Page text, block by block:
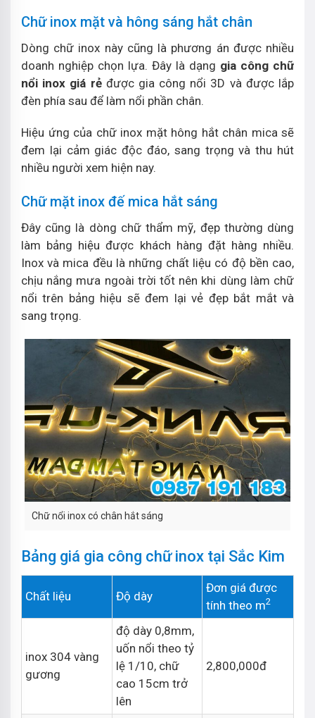
Chữ inox mặt và hông sáng hắt chân
Dòng chữ inox này cũng là phương án được nhiều
doanh nghiệp chọn lựa. Đây là dạng gia công chữ
nổi inox giá rẻđược gia công nổi 3D và được lắp
đèn phía sau để làm nổi phần chân.
Hiệu ứng của chữ inox mặt hông hắt chân mica sẽ
đem lại cảm giác độc đáo, sang trọng và thu hút
nhiều người xem hiện nay.
Chữ mặt inox đế mica hắt sáng
Đây cũng là dòng chữ thẩm mỹ, đẹp thường dùng
làm bảng hiệu được khách hàng đặt hàng nhiều.
Inox và mica đều là những chất liệu có độ bền cao,
chịu nắng mưa ngoài trời tốt nên khi dùng làm chữ
nổi trên bảng hiệu sẽ đem lại vẻ đẹp bắt mắt và
sang trọng.
Chữ nổi inox có chân hắt sáng
Bảng giá gia công chữ inox tại Sắc Kim
Chất liệu Độ dày
Đơn giá được
tính theo m2
inox 304 vàng
gương
độ dày 0,8mm,
uốn nổi theo tỷ
lệ 1/10, chữ
cao 15cm trở
lên
2,800,000đ